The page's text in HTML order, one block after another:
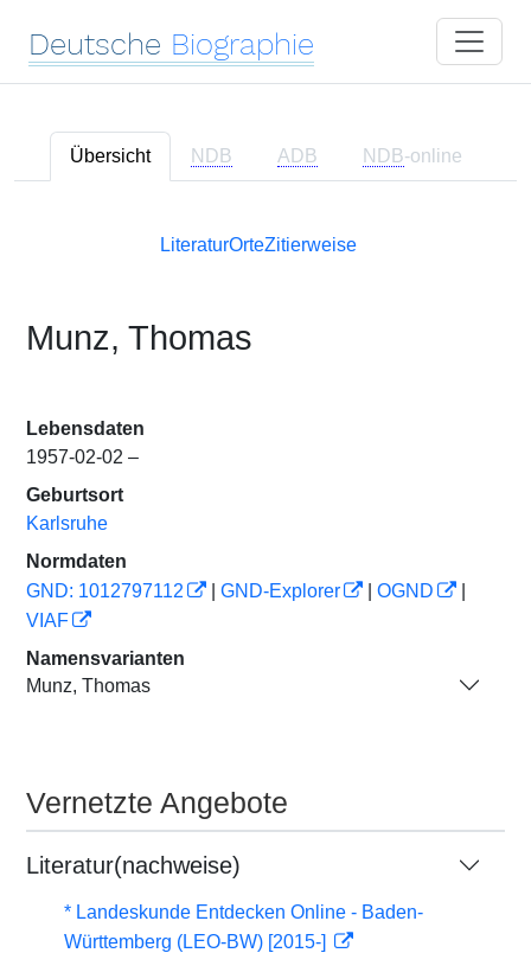
Deutsche Biographie
Übersicht NDB ADB NDB-online
LiteraturOrteZitierweise
Munz, Thomas
Lebensdaten
1957-02-02 –
Geburtsort
Karlsruhe
Normdaten
GND: 1012797112
GND-Explorer OGND
VIAF
Namensvarianten
Munz, Thomas
Vernetzte Angebote
Literatur(nachweise)
* Landeskunde Entdecken Online - Baden-
Württemberg (LEO-BW) [2015-]